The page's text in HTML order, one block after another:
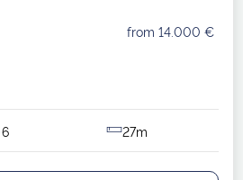
from 14.000 €
6 27m